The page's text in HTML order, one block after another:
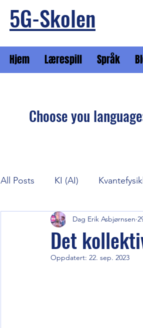
5G-Skolen
Hjem Lærespill Språk
Choose you
All Posts KI (AI)
Det
Dag Erik Asbjørnsen
Oppdatert: 22. sep. 2023